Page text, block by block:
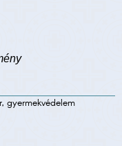
gyermekvédelem